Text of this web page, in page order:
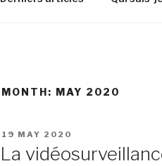
MONTH: MAY 2020
POSTED
19 MAY 2020
La